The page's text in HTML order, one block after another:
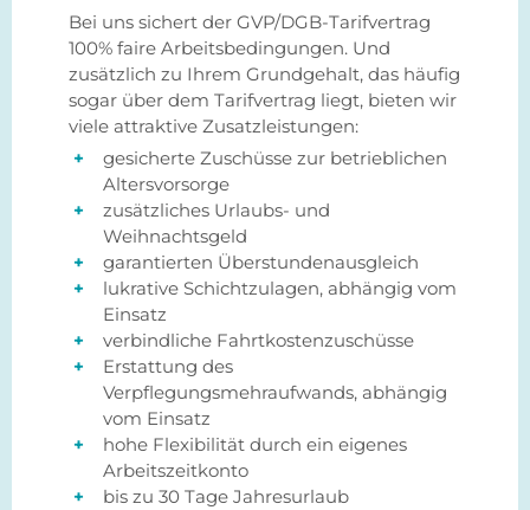
Bei uns sichert der GVP/DGB-Tarifvertrag
100% faire Arbeitsbedingungen. Und
zusätzlich zu Ihrem Grundgehalt, das häufig
sogar über dem Tarifvertrag liegt, bieten wir
viele attraktive Zusatzleistungen:
gesicherte Zuschüsse zur betrieblichen
Altersvorsorge
zusätzliches Urlaubs- und
Weihnachtsgeld
garantierten Überstundenausgleich
lukrative Schichtzulagen, abhängig vom
Einsatz
verbindliche Fahrtkostenzuschüsse
Erstattung des
Verpflegungsmehraufwands, abhängig
vom Einsatz
hohe Flexibilität durch ein eigenes
Arbeitszeitkonto
bis zu 30 Tage Jahresurlaub